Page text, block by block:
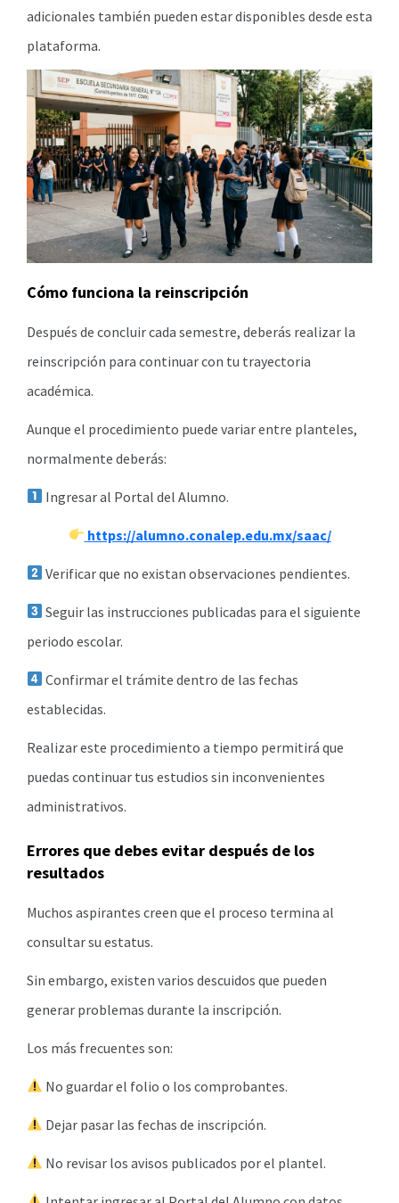
adicionales también pueden estar disponibles desde esta
plataforma.
Cómo funciona la reinscripción
Después de concluir cada semestre, deberás realizar la
reinscripción para continuar con tu trayectoria
académica.
Aunque el procedimiento puede variar entre planteles,
normalmente deberás:
Ingresar al Portal del Alumno.
https://alumno.conalep.edu.mx/saac/
Verificar que no existan observaciones pendientes.
Seguir las instrucciones publicadas para el siguiente
periodo escolar.
Confirmar el trámite dentro de las fechas
establecidas.
Realizar este procedimiento a tiempo permitirá que
puedas continuar tus estudios sin inconvenientes
administrativos.
Errores que debes evitar después de los
resultados
Muchos aspirantes creen que el proceso termina al
consultar su estatus.
Sin embargo, existen varios descuidos que pueden
generar problemas durante la inscripción.
Los más frecuentes son:
No guardar el folio o los comprobantes.
Dejar pasar las fechas de inscripción.
No revisar los avisos publicados por el plantel.